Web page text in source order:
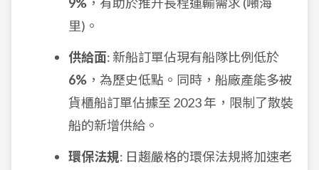
里)。
供給面: 新船訂單佔現有船隊比例低於
6% ，為歷史低點。同時，船廠產能多被
貨櫃船訂單佔據至 2023 年，限制了散裝
船的新增供給。
環保法規: 日趨嚴格的環保法規將加速老